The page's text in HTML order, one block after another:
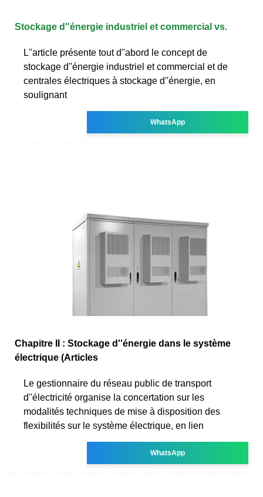
Stockage d''énergie industriel et commercial vs.
L''article présente tout d''abord le concept de
stockage d''énergie industriel et commercial et de
centrales électriques à stockage d''énergie, en
soulignant
WhatsApp
Chapitre II : Stockage d''énergie dans le système
électrique (Articles
Le gestionnaire du réseau public de transport
d''électricité organise la concertation sur les
modalités techniques de mise à disposition des
flexibilités sur le système électrique, en lien
WhatsApp